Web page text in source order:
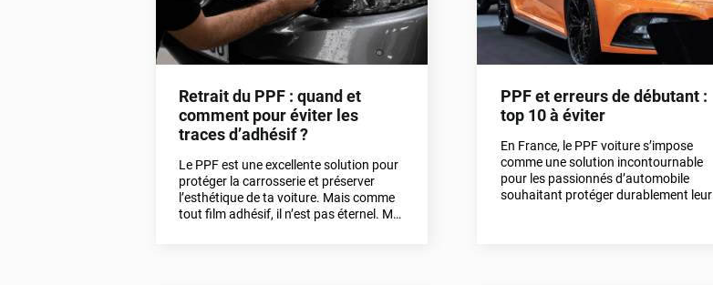
Retrait du PPF : quand et
comment pour éviter les
traces d’adhésif ?
Le PPF est une excellente solution pour
protéger la carrosserie et préserver
l’esthétique de ta voiture. Mais comme
tout film adhésif, il n’est pas éternel. Mal
PPF et erreurs de débutant :
top 10 à éviter
En France, le PPF voiture s’impose
comme une solution incontournable
pour les passionnés d’automobile
souhaitant protéger durablement leur